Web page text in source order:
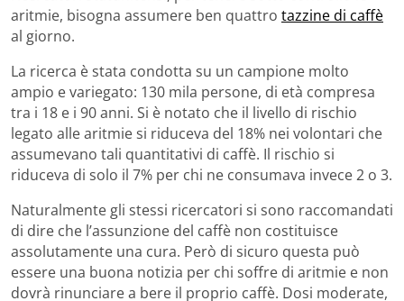
aritmie, bisogna assumere ben quattro tazzine di caffè
al giorno.
La ricerca è stata condotta su un campione molto
ampio e variegato: 130 mila persone, di età compresa
tra i 18 e i 90 anni. Si è notato che il livello di rischio
legato alle aritmie si riduceva del 18% nei volontari che
assumevano tali quantitativi di caffè. Il rischio si
riduceva di solo il 7% per chi ne consumava invece 2 o 3.
Naturalmente gli stessi ricercatori si sono raccomandati
di dire che l’assunzione del caffè non costituisce
assolutamente una cura. Però di sicuro questa può
essere una buona notizia per chi soffre di aritmie e non
dovrà rinunciare a bere il proprio caffè. Dosi moderate,